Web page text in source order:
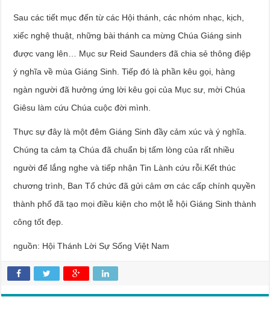
Sau các tiết mục đến từ các Hội thánh, các nhóm nhạc, kịch,
xiếc nghệ thuật, những bài thánh ca mừng Chúa Giáng sinh
được vang lên… Mục sư Reid Saunders đã chia sẻ thông điệp
ý nghĩa về mùa Giáng Sinh. Tiếp đó là phần kêu gọi, hàng
ngàn người đã hưởng ứng lời kêu gọi của Mục sư, mời Chúa
Giêsu làm cứu Chúa cuộc đời mình.
Thực sự đây là một đêm Giáng Sinh đầy cảm xúc và ý nghĩa.
Chúng ta cảm tạ Chúa đã chuẩn bị tấm lòng của rất nhiều
người để lắng nghe và tiếp nhận Tin Lành cứu rỗi.Kết thúc
chương trình, Ban Tổ chức đã gửi cảm ơn các cấp chính quyền
thành phố đã tạo mọi điều kiện cho một lễ hội Giáng Sinh thành
công tốt đẹp.
nguồn: Hội Thánh Lời Sự Sống Việt Nam